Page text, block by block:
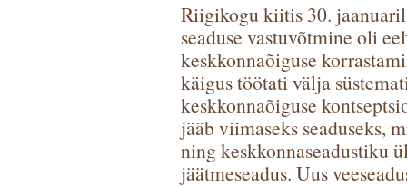
Riigikogu kiitis 30. jaanuaril
seaduse vastuvõtmine oli
keskkonnaõiguse
käigus töötati välja
keskkonnaõiguse
jääb viimaseks seaduseks,
ning keskkonnaseadustiku
jäätmeseadus. Uus